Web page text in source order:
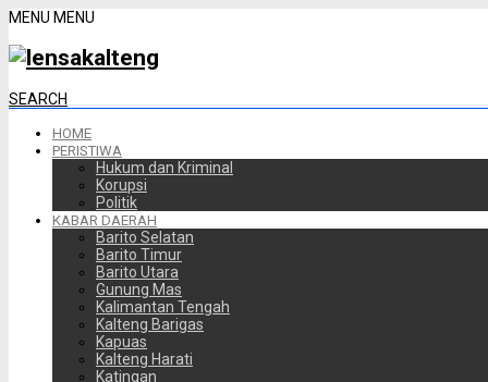
MENU MENU
SEARCH
HOME
PERISTIWA
Hukum dan Kriminal
Korupsi
Politik
KABAR DAERAH
Barito Selatan
Barito Timur
Barito Utara
Gunung Mas
Kalimantan Tengah
Kalteng Barigas
Kapuas
Kalteng Harati
Katingan